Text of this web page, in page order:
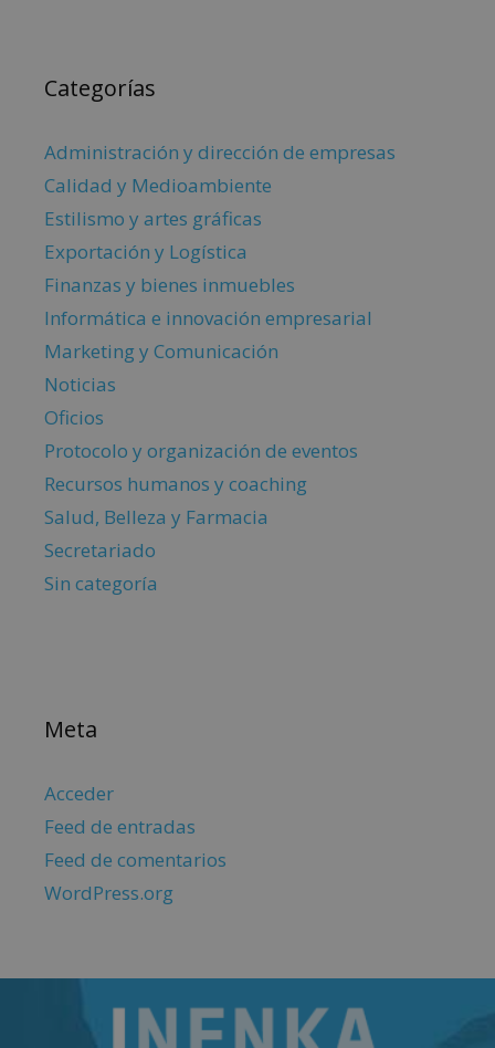
Categorías
Administración y dirección de empresas
Calidad y Medioambiente
Estilismo y artes gráficas
Exportación y Logística
Finanzas y bienes inmuebles
Informática e innovación empresarial
Marketing y Comunicación
Noticias
Oficios
Protocolo y organización de eventos
Recursos humanos y coaching
Salud, Belleza y Farmacia
Secretariado
Sin categoría
Meta
Acceder
Feed de entradas
Feed de comentarios
WordPress.org